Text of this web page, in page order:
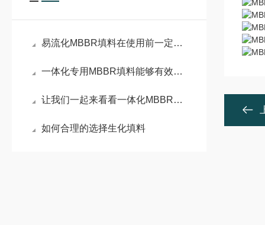
易流化MBBR填料在使用前一定要先来了解下这些
一体化专用MBBR填料能够有效地去除污染物质，且不会产生二次污染
让我们一起来看看一体化MBBR填料都有哪些特点
如何合理的选择生化填料